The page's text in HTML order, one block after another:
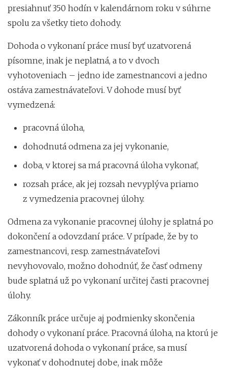
presiahnuť 350 hodín v kalendárnom roku v súhrne
spolu za všetky tieto dohody.
Dohoda o vykonaní práce musí byť uzatvorená
písomne, inak je neplatná, a to v dvoch
vyhotoveniach – jedno ide zamestnancovi a jedno
ostáva zamestnávateľovi. V dohode musí byť
vymedzená:
pracovná úloha,
dohodnutá odmena za jej vykonanie,
doba, v ktorej sa má pracovná úloha vykonať,
rozsah práce, ak jej rozsah nevyplýva priamo
z vymedzenia pracovnej úlohy.
Odmena za vykonanie pracovnej úlohy je splatná po
dokončení a odovzdaní práce. V prípade, že by to
zamestnancovi, resp. zamestnávateľovi
nevyhovovalo, možno dohodnúť, že časť odmeny
bude splatná už po vykonaní určitej časti pracovnej
úlohy.
Zákonník práce určuje aj podmienky skončenia
dohody o vykonaní práce. Pracovná úloha, na ktorú je
uzatvorená dohoda o vykonaní práce, sa musí
vykonať v dohodnutej dobe, inak môže